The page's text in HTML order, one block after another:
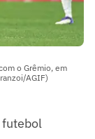
o Grêmio, em
AGIF)
futebol